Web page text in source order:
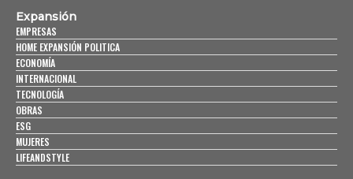
Expansión
EMPRESAS
HOME EXPANSIÓN POLITICA
ECONOMÍA
INTERNACIONAL
TECNOLOGÍA
OBRAS
ESG
MUJERES
LIFEANDSTYLE